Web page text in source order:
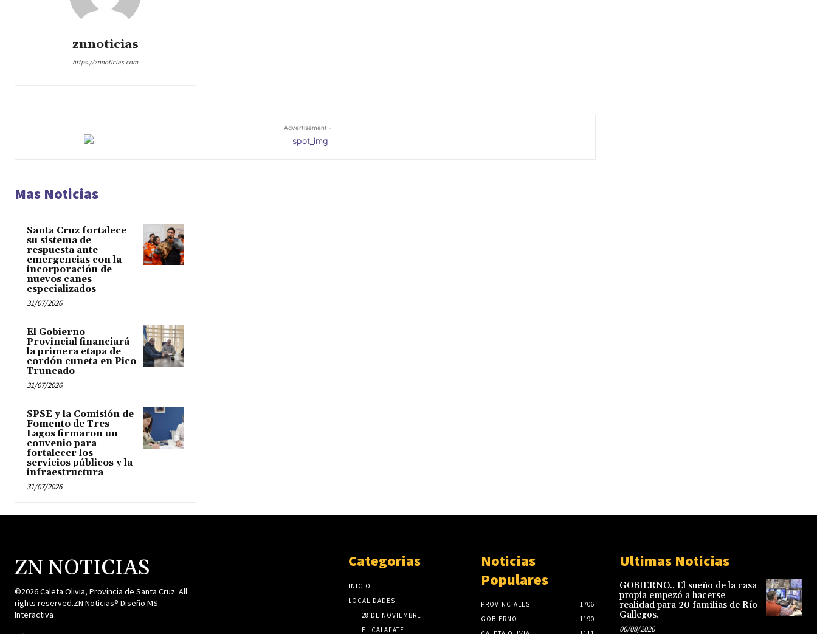
znnoticias
https://znnoticias.com
- Advertisement -
Mas Noticias
Santa Cruz fortalece
su sistema de
respuesta ante
emergencias con la
incorporación de
nuevos canes
especializados
31/07/2026
El Gobierno
Provincial financiará
la primera etapa de
cordón cuneta en Pico
Truncado
31/07/2026
SPSE y la Comisión de
Fomento de Tres
Lagos firmaron un
convenio para
fortalecer los
servicios públicos y la
infraestructura
31/07/2026
ZN NOTICIAS
©2026 Caleta Olivia, Provincia de Santa Cruz. All
rights reserved.ZN Noticias® Diseño MS
Interactiva
Categorias
INICIO
LOCALIDADES
28 DE NOVIEMBRE
EL CALAFATE
Noticias
Populares
PROVINCIALES
1706
GOBIERNO
1190
Ultimas Noticias
GOBIERNO.. El sueño de la casa
propia empezó a hacerse
realidad para 20 familias de Río
Gallegos.
06/08/2026